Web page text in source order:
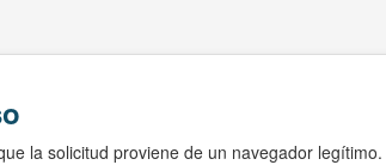
la solicitud proviene de un navegador legítimo.